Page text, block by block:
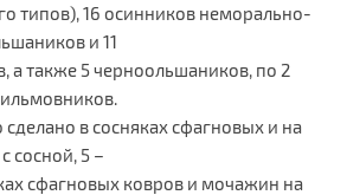
типов), 16 осинников неморально-
и 11
а также 5 черноольшаников, по 2
в сосняках сфагновых и на
сосной, 5 –
сфагновых ковров и мочажин на